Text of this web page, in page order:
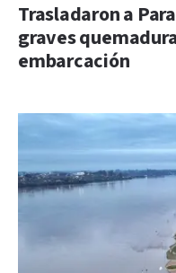
Trasladaron a
graves
embarcación